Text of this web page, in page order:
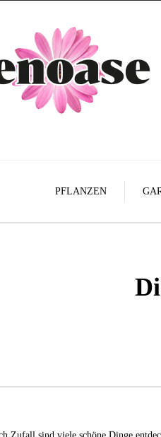
PFLANZEN